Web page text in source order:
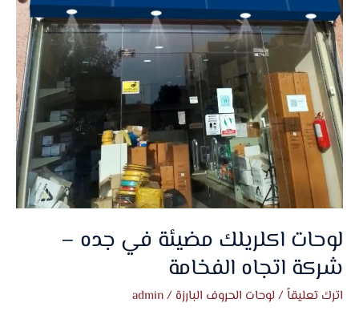
لوحات اكلريلك مضيئة في جده –
شركة اتجاه الفخامة
اترك تعليقاً/لوحات الحروف البارزة /
admin